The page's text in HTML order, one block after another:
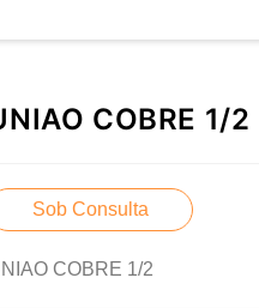
COBRE 1/2
Sob Consulta
COBRE 1/2